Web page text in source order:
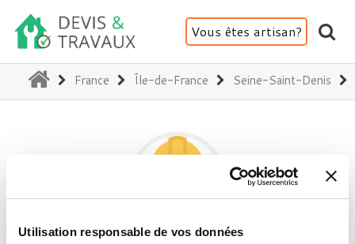
Utilisation responsable de vos données
Vous êtes artisan?
(current)
France Île-de-France Seine-Saint-Denis